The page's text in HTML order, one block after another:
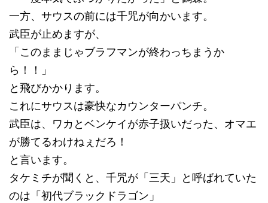
一方、サウスの前には千咒が向かいます。
武臣が止めますが、
「このままじゃブラフマンが終わっちまうか
ら！！」
と飛びかかります。
これにサウスは豪快なカウンターパンチ。
武臣は、ワカとベンケイが赤子扱いだった、オマエ
が勝てるわけねぇだろ！
と言います。
タケミチが聞くと、千咒が「三天」と呼ばれていた
のは「初代ブラックドラゴン」